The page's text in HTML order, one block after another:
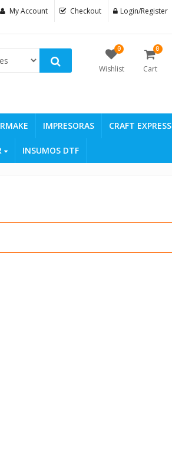
My Account Checkout Login/Register
0
Wishlist
0
Cart
IMPRESORAS CRAFT EXPRESS
INSUMOS DTF